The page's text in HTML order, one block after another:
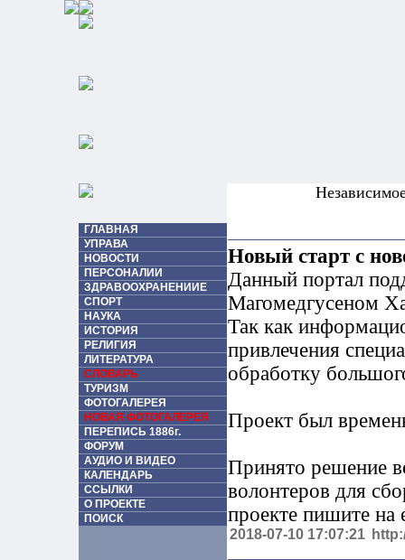
ГЛАВНАЯ
УПРАВА
НОВОСТИ
ПЕРСОНАЛИИ
ЗДРАВООХРАНЕНИИЕ
СПОРТ
НАУКА
ИСТОРИЯ
РЕЛИГИЯ
ЛИТЕРАТУРА
СЛОВАРЬ
ТУРИЗМ
ФОТОГАЛЕРЕЯ
НОВАЯ ФОТОГАЛЕРЕЯ
ПЕРЕПИСЬ 1886г.
ФОРУМ
АУДИО И ВИДЕО
КАЛЕНДАРЬ
ССЫЛКИ
О ПРОЕКТЕ
ПОИСК
Новый старт с
Данный портал
Магомедгусеном
Так как
привлечения
обработку
Проект был
Принято решение
волонтеров для
проекте пишите
2018-07-10 17:07:21